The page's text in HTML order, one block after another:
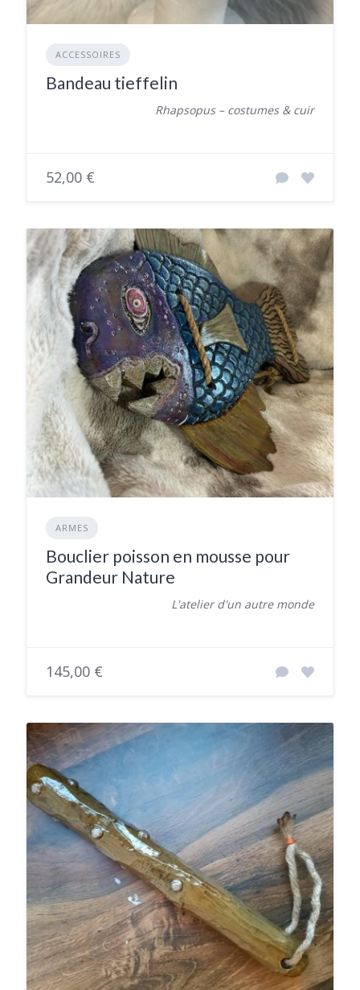
ACCESSOIRES
Bandeau tieffelin
Rhapsopus – costumes & cuir
52,00 €
ARMES
Bouclier poisson en mousse pour
Grandeur Nature
L'atelier d'un autre monde
145,00 €